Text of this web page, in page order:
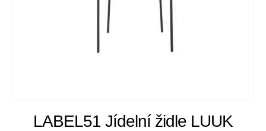
LABEL51 Jídelní židle LUUK